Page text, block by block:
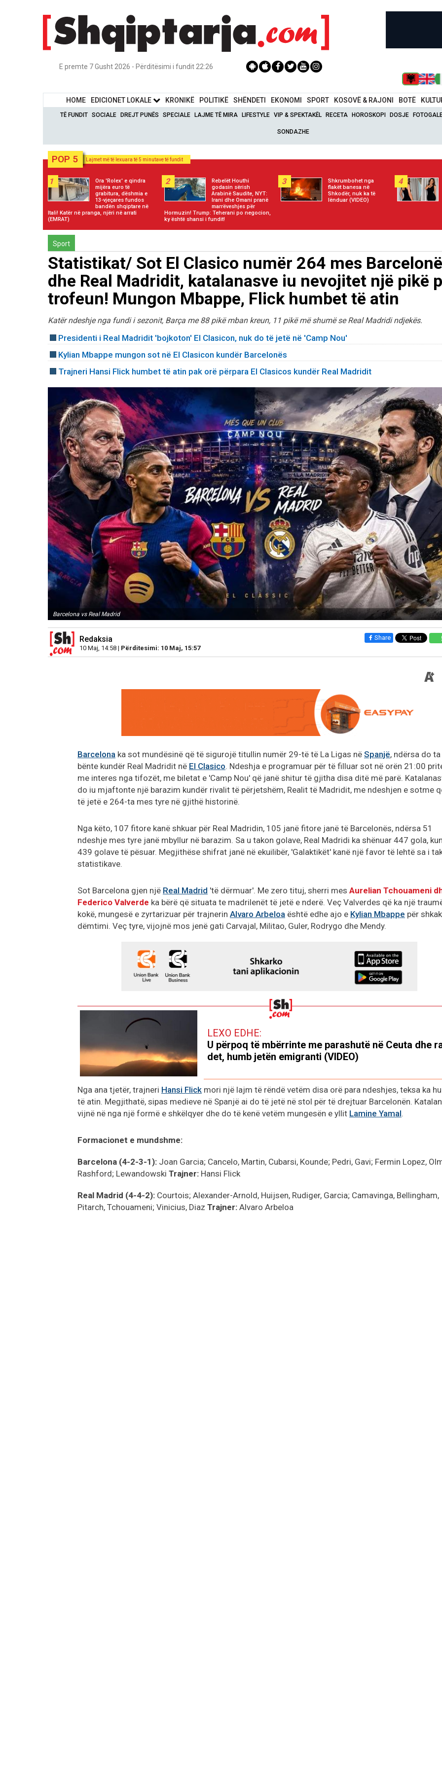
E premte 7 Gusht 2026 - Përditësimi i fundit 22:26
HOME EDICIONET LOKALE KRONIKË POLITIKË SHËNDETI EKONOMI SPORT KOSOVË & RAJONI BOTË
TË FUNDIT SOCIALE DREJT PUNËS SPECIALE LAJME TË MIRA LIFESTYLE VIP & SPEKTAKËL RECETA HOROSKOPI DOSJE
SONDAZHE
POP 5 Lajmet më të lexuara të 5 minutave të fundit
1
Ora 'Rolex' e qindra
mijëra euro të
grabitura, dëshmia e
13-vjeçares fundos
bandën shqiptare në
Itali! Katër në pranga, njëri në arrati
(EMRAT)
2
Rebelët Houthi
godasin sërish
Arabinë Saudite, NYT:
Irani dhe Omani pranë
marrëveshjes për
Hormuzin! Trump: Teherani po negocion,
ky është shansi i fundit!
3
Shkrumbohet nga
flakët banesa në
Shkodër, nuk ka të
lënduar (VIDEO)
4
Sport
Statistikat/ Sot El Clasico numër 264 mes
dhe Real Madridit, katalanasve iu nevojitet një pikë
trofeun! Mungon Mbappe, Flick humbet të atin
Katër ndeshje nga fundi i sezonit, Barça me 88 pikë mban kreun, 11 pikë më shumë se Real Madridi ndjekës.
Presidenti i Real Madridit 'bojkoton' El Clasicon, nuk do të jetë në 'Camp Nou'
Kylian Mbappe mungon sot në El Clasicon kundër Barcelonës
Trajneri Hansi Flick humbet të atin pak orë përpara El Clasicos kundër Real Madridit
Barcelona vs Real Madrid
Redaksia
10 Maj, 14:58 | Përditesimi: 10 Maj, 15:57
Share
Barcelona ka sot mundësinë që të sigurojë titullin numër 29-të të La Ligas në Spanjë, ndërsa do ta
bënte kundër Real Madridit në El Clasico. Ndeshja e programuar për të filluar sot në orën 21:00
me interes nga tifozët, me biletat e 'Camp Nou' që janë shitur të gjitha disa ditë më parë.
do iu mjaftonte një barazim kundër rivalit të përjetshëm, Realit të Madridit, me ndeshjen e sotme
të jetë e 264-ta mes tyre në gjithë historinë.
Nga këto, 107 fitore kanë shkuar për Real Madridin, 105 janë fitore janë të Barcelonës, ndërsa 51
ndeshje mes tyre janë mbyllur në barazim. Sa u takon golave, Real Madridi ka shënuar 447 gola,
439 golave të pësuar. Megjithëse shifrat janë në ekuilibër, 'Galaktikët' kanë një favor të lehtë sa i
statistikave.
Sot Barcelona gjen një Real Madrid 'të dërmuar'. Me zero tituj, sherri mes Aurelian Tchouameni
Federico Valverde ka bërë që situata te madrilenët të jetë e nderë. Veç Valverdes që ka një
kokë, mungesë e zyrtarizuar për trajnerin Alvaro Arbeloa është edhe ajo e Kylian Mbappe për shkak
dëmtimi. Veç tyre, vijojnë mos jenë gati Carvajal, Militao, Guler, Rodrygo dhe Mendy.
LEXO EDHE:
U përpoq të mbërrinte me parashutë në Ceuta dhe
det, humb jetën emigranti (VIDEO)
Nga ana tjetër, trajneri Hansi Flick mori një lajm të rëndë vetëm disa orë para ndeshjes, teksa ka
të atin. Megjithatë, sipas medieve në Spanjë ai do të jetë në stol për të drejtuar Barcelonën.
vijnë në nga një formë e shkëlqyer dhe do të kenë vetëm mungesën e yllit Lamine Yamal.
Formacionet e mundshme:
Barcelona (4-2-3-1): Joan Garcia; Cancelo, Martin, Cubarsi, Kounde; Pedri, Gavi; Fermin Lopez,
Rashford; Lewandowski Trajner: Hansi Flick
Real Madrid (4-4-2): Courtois; Alexander-Arnold, Huijsen, Rudiger, Garcia; Camavinga, Bellingham,
Pitarch, Tchouameni; Vinicius, Diaz Trajner: Alvaro Arbeloa